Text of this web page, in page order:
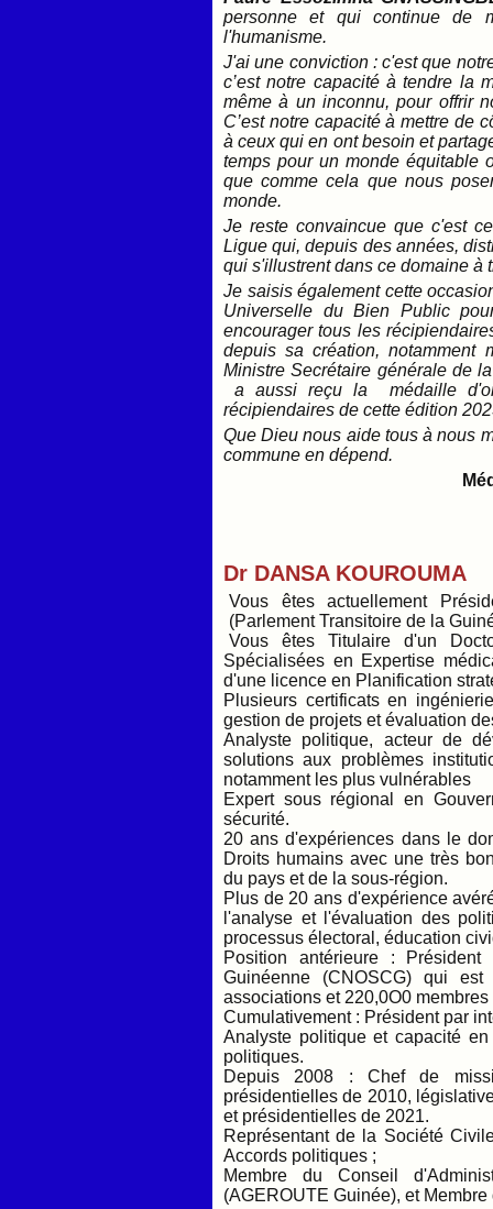
personne et qui continue de
l'humanisme.
J'ai une conviction : c'est que
c’est notre capacité à tendre la
même à un inconnu, pour offrir
C’est notre capacité à mettre de
à ceux qui en ont besoin et
temps pour un monde équitable
que comme cela que nous
monde.
Je reste convaincue que c'est
Ligue qui, depuis des années,
qui s'illustrent dans ce domaine à
Je saisis également cette
Universelle du Bien Public
encourager tous les
depuis sa création, notamment
Ministre Secrétaire générale de
a aussi reçu la médaille
récipiendaires de cette édition
Que Dieu nous aide tous à nous
commune en dépend.
Dr DANSA KOUROUMA
Vous êtes actuellement
(Parlement Transitoire de la
Vous êtes Titulaire d'un
Spécialisées en Expertise
d'une licence en Planification
Plusieurs certificats en
gestion de projets et évaluation
Analyste politique, acteur de
solutions aux problèmes
notamment les plus vulnérables
Expert sous régional en
sécurité.
20 ans d'expériences dans le
Droits humains avec une très
du pays et de la sous-région.
Plus de 20 ans d'expérience
l'analyse et l'évaluation des
processus électoral, éducation
Position antérieure :
Guinéenne (CNOSCG) qui
associations et 220,0O0
Cumulativement : Président par
Analyste politique et capacité
politiques.
Depuis 2008 : Chef de
présidentielles de 2010,
et présidentielles de 2021.
Représentant de la Société
Accords politiques ;
Membre du Conseil
(AGEROUTE Guinée), et